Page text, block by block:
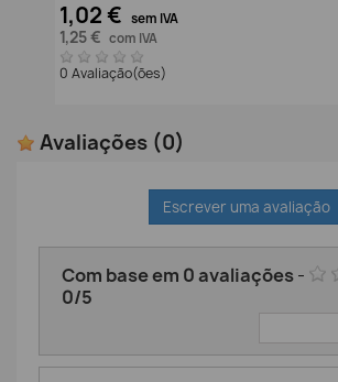
1,02 € sem IVA
1,25 € com IVA
0 Avaliação(ões)
Avaliações (0)
Escrever uma avaliação
Com base em 0avaliações-
0/5